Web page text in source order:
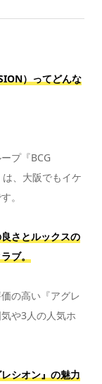
）ってどんな
プ『BCG
、大阪でもイケ
。
さとルックスの
ブ。
の高い『アグレ
や3人の人気ホ
シオン』の魅力